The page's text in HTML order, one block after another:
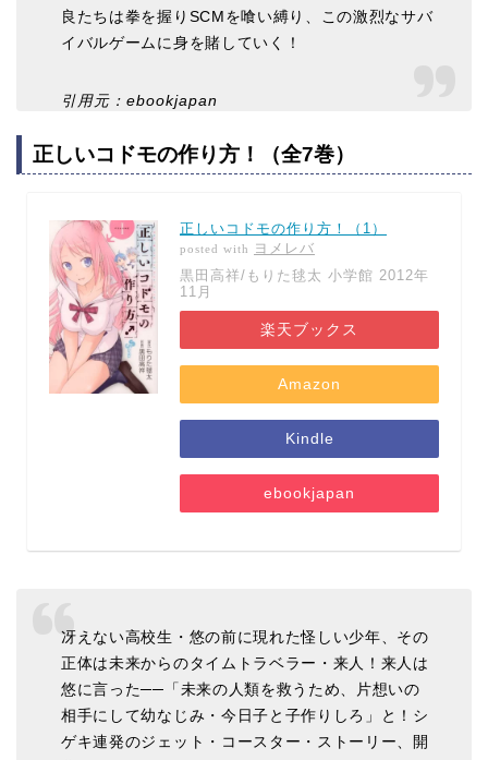
良たちは拳を握りSCMを喰い縛り、この激烈なサバ
イバルゲームに身を賭していく！
引用元：ebookjapan
正しいコドモの作り方！（全7巻）
正しいコドモの作り方！（1）
posted with
ヨメレバ
黒田高祥/もりた毬太 小学館 2012年
11月
楽天ブックス
Amazon
Kindle
ebookjapan
冴えない高校生・悠の前に現れた怪しい少年、その
正体は未来からのタイムトラベラー・来人！来人は
悠に言った──「未来の人類を救うため、片想いの
相手にして幼なじみ・今日子と子作りしろ」と！シ
ゲキ連発のジェット・コースター・ストーリー、開